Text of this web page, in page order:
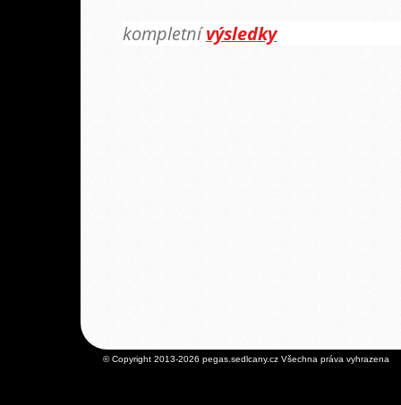
kompletnívýsledky
© Copyright 2013-2026 pegas.sedlcany.cz Všechna práva vyhrazena